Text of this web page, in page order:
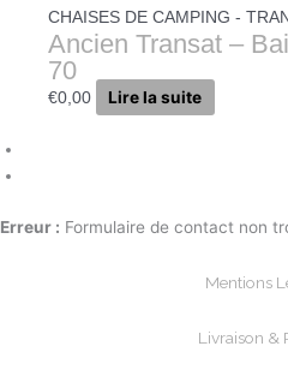
CHAISES DE CAMPING -
Ancien Transat –
70
€0,00 Lire la suite
Erreur : Formulaire de contact non
Mentions
Livraison &